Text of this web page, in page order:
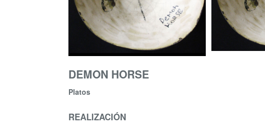
DEMON HORSE
Platos
REALIZACIÓN